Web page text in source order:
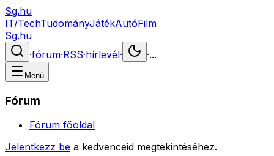
Sg.hu
IT/TechTudományJátékAutóFilm
Sg.hu
·fórum·RSS·hírlevél· ·...
Menü
Fórum
Fórum főoldal
Jelentkezz be a kedvenceid megtekintéséhez.